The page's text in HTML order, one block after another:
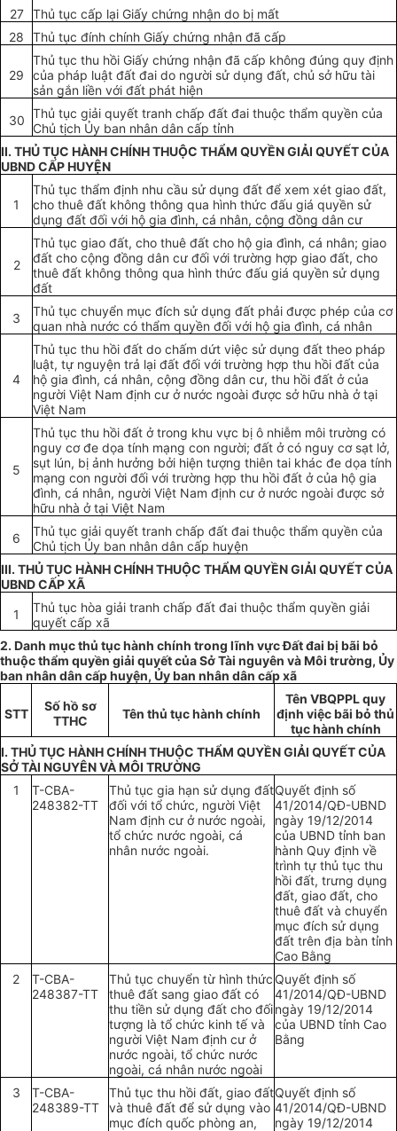
27
Thủ tục cấp lại Giấy chứng nhận do bị mất
28
Thủ tục đính chính Giấy chứng nhận đã cấp
29
Thủ tục thu hồi Giấy chứng nhận đã cấp không đúng quy định
của pháp luật đất đai do người sử dụng đất, chủ sở hữu tài
sản gắn liền với đất phát hiện
30 Thủ tục giải quyết tranh chấp đất đai thuộc thẩm quyền của
Chủ tịch Ủy ban nhân dân cấp tỉnh
II. THỦ TỤC HÀNH CHÍNH THUỘC THẨM QUYỀN GIẢI QUYẾT CỦA
UBND CẤP HUYỆN
1
Thủ tục thẩm định nhu cầu sử dụng đất để xem xét giao đất,
cho thuê đất không thông qua hình thức đấu giá quyền sử
dụng đất đối với hộ gia đình, cá nhân, cộng đồng dân cư
2
Thủ tục giao đất, cho thuê đất cho hộ gia đình, cá nhân; giao
đất cho cộng đồng dân cư đối với trường hợp giao đất, cho
thuê đất không thông qua hình thức đấu giá quyền sử dụng
đất
3
Thủ tục chuyển mục đích sử dụng đất phải được phép của cơ
quan nhà nước có thẩm quyền đối với hộ gia đình, cá nhân
4
Thủ tục thu hồi đất do chấm dứt việc sử dụng đất theo pháp
luật, tự nguyện trả lại đất đối với trường hợp thu hồi đất của
hộ gia đình, cá nhân, cộng đồng dân cư, thu hồi đất ở của
người Việt Nam định cư ở nước ngoài được sở hữu nhà ở tại
Việt Nam
5
Thủ tục thu hồi đất ở trong khu vực bị ô nhiễm môi trường có
nguy cơ đe dọa tính mạng con người; đất ở có nguy cơ sạt lở,
sụt lún, bị ảnh hưởng bởi hiện tượng thiên tai khác đe dọa tính
mạng con người đối với trường hợp thu hồi đất ở của hộ gia
đình, cá nhân, người Việt Nam định cư ở nước ngoài được sở
hữu nhà ở tại Việt Nam
6
Thủ tục giải quyết tranh chấp đất đai thuộc thẩm quyền của
Chủ tịch Ủy ban nhân dân cấp huyện
III. THỦ TỤC HÀNH CHÍNH THUỘC THẨM QUYỀN GIẢI QUYẾT CỦA
UBND CẤP XÃ
1
Thủ tục hòa giải tranh chấp đất đai thuộc thẩm quyền giải
quyết cấp xã
2. Danh mục thủ tục hành chính trong lĩnh vựcĐấtđai bị bãi bỏ
thuộc thẩm quyền giải quyếtcủaSởTài nguyên và Môi trường, Ủy
ban nhân dân cấp huyện, Ủyban nhân dân cấp xã
STT
Số hồ sơ
TTHC
Tên thủ tục hành chính
Tên VBQPPL quy
định việc bãi bỏ thủ
tục hành chính
I. THỦ TỤC HÀNH CHÍNH THUỘC THẨM QUYỀN GIẢI QUYẾT CỦA
SỞTÀI NGUYÊN VÀ MÔI TRƯỜNG
1
T-CBA-
248382-TT
Thủ tục gia hạn sử dụng đất
đối với tổ chức, người Việt
Nam định cư ở nước ngoài,
tổ chức nước ngoài, cá
nhân nước ngoài.
Quyết định số
41/2014/QĐ-UBND
ngày 19/12/2014
của UBND tỉnh ban
hành Quy định về
trình tự thủ tục thu
hồi đất, trưng dụng
đất, giao đất, cho
thuê đất và chuyển
mục đích sử dụng
đất trên địa bàn tỉnh
Cao Bằng
2
T-CBA-
248387-TT
Thủ tục chuyển từ hình thức
thuê đất sang giao đất có
thu tiền sử dụng đất cho đối
tượng là tổ chức kinh tế và
người Việt Nam định cư ở
nước ngoài, tổ chức nước
ngoài, cá nhân nước ngoài
Quyết định số
41/2014/QĐ-UBND
ngày 19/12/2014
của UBND tỉnh Cao
Bằng
3
T-CBA-
248389-TT
Thủ tục thu hồi đất, giao đất
và thuê đất để sử dụng vào
mục đích quốc phòng an,
Quyết định số
41/2014/QĐ-UBND
ngày 19/12/2014